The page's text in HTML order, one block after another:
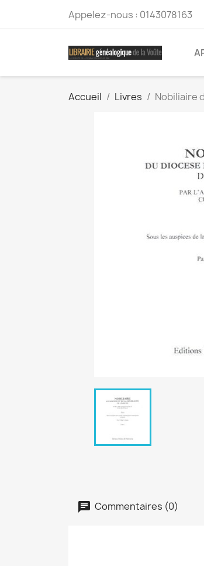
Appelez-nous : 0143078163
Accueil Livres Nobiliaire
Commentaires (0)